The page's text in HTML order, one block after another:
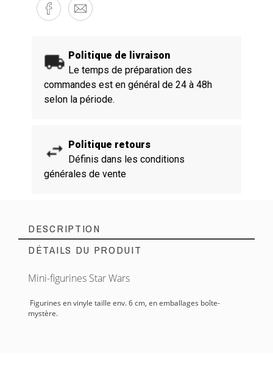
Politique de livraison
Le temps de préparation des
commandes est en général de 24 à 48h
selon la période.
Politique retours
Définis dans les conditions
générales de vente
DESCRIPTION
DÉTAILS DU PRODUIT
Mini-figurines Star Wars
Figurines en vinyle taille env. 6 cm, en emballages boîte-
mystère.